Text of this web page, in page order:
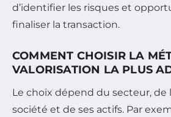
d’identifier les risques et
finaliser la transaction.
COMMENT CHOISIR LA
VALORISATION LA PLUS
Le choix dépend du secteur, de
société et de ses actifs. Par